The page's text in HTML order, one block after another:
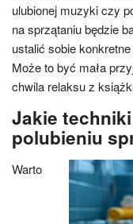
ulubionej muzyki czy
na sprzątaniu będzie
ustalić sobie
Może to być mała
chwila relaksu z
Jakie
polubieniu
Warto